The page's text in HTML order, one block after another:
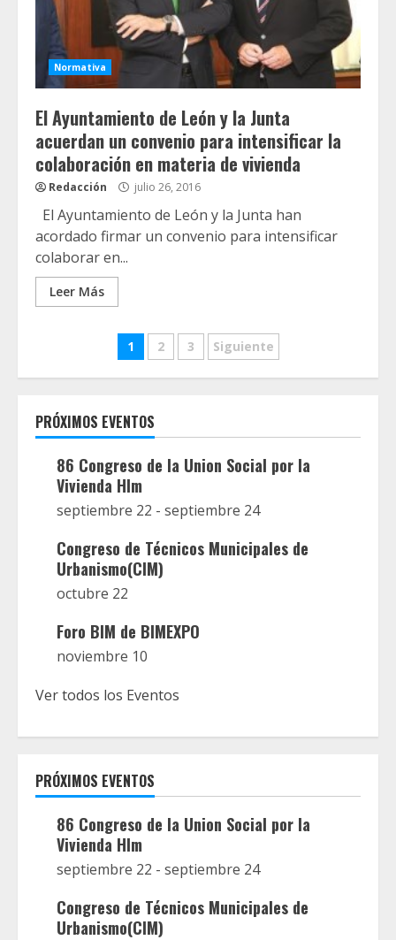
Normativa
El Ayuntamiento de León y la Junta
acuerdan un convenio para intensificar la
colaboración en materia de vivienda
Redacción julio 26, 2016
El Ayuntamiento de León y la Junta han
acordado firmar un convenio para intensificar
colaborar en...
Leer Más
Navegación
de
entradas
1 2 3 Siguiente
PRÓXIMOS EVENTOS
86 Congreso de la Union Social por la
Vivienda Hlm
septiembre 22 - septiembre 24
Congreso de Técnicos Municipales de
Urbanismo(CIM)
octubre 22
Foro BIM de BIMEXPO
noviembre 10
Ver todos los Eventos
PRÓXIMOS EVENTOS
86 Congreso de la Union Social por la
Vivienda Hlm
septiembre 22 - septiembre 24
Congreso de Técnicos Municipales de
Urbanismo(CIM)